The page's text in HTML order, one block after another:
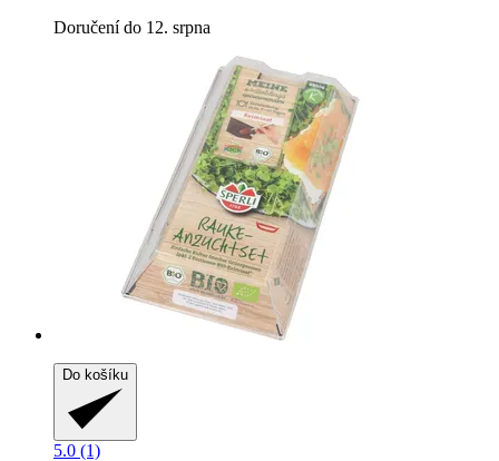
Doručení do 12. srpna
Do košíku
5.0 (1)